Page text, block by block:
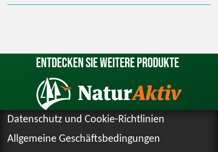
Entdecken Sie weitere Produkte
Datenschutz und Cookie-Richtlinien
Allgemeine Geschäftsbedingungen